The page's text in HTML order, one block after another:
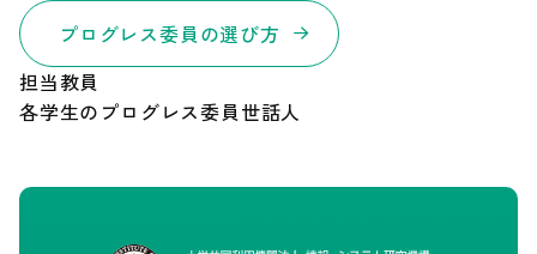
プログレス委員の選び方
担当教員
各学生のプログレス委員世話人